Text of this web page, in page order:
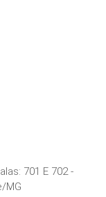
701 E 702 -
/MG